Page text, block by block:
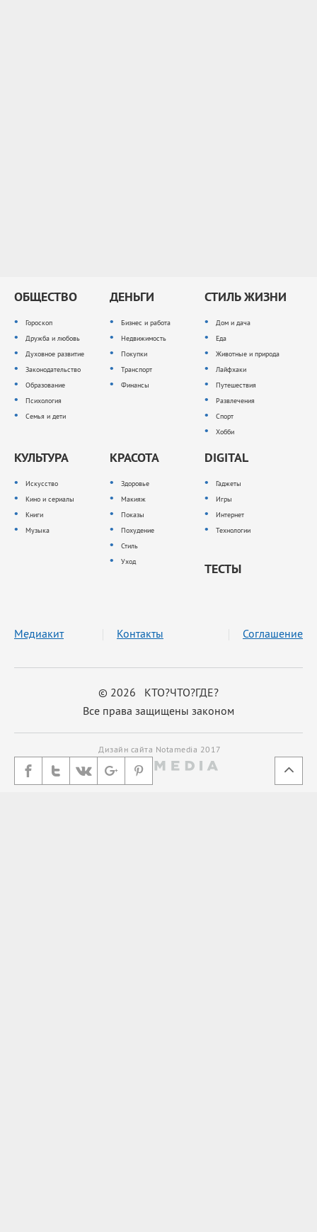
ОБЩЕСТВО
Гороскоп
Дружба и любовь
Духовное развитие
Законодательство
Образование
Психология
Семья и дети
ДЕНЬГИ
Бизнес и работа
Недвижимость
Покупки
Транспорт
Финансы
СТИЛЬ ЖИЗНИ
Дом и дача
Еда
Животные и природа
Лайфхаки
Путешествия
Развлечения
Спорт
Хобби
КУЛЬТУРА
Искусство
Кино и сериалы
Книги
Музыка
КРАСОТА
Здоровье
Макияж
Показы
Похудение
Стиль
Уход
DIGITAL
Гаджеты
Игры
Интернет
Технологии
ТЕСТЫ
© 2026 КТО?ЧТО?ГДЕ?
Все права защищены законом
Медиакит Контакты Соглашение
Дизайн сайта Notamedia 2017